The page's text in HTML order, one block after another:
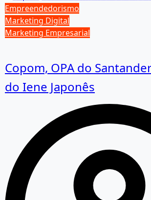
Empreendedorismo
Marketing Digital
Marketing Empresarial
Copom, OPA do
do Iene Japonês